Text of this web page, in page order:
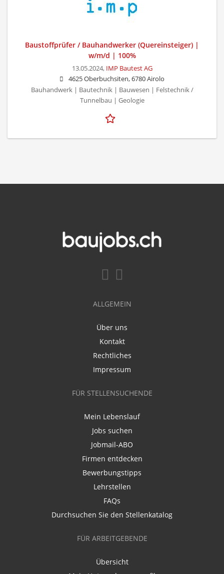
Baustoffprüfer / Bauhandwerker (Quereinsteiger) |
w/m/d | 100%
13.05.2024, IMP Bautest AG
4625 Oberbuchsiten, 6780 Airolo
Bauhandwerk | Bautechnik | Bauwesen | Felstechnik /
Tunnelbau | Geologie
ALLGEMEIN
Über uns
Kontakt
Rechtliches
Impressum
FÜR STELLENSUCHENDE
Mein Lebenslauf
Jobs suchen
Jobmail-ABO
Firmen entdecken
Bewerbungstipps
Lehrstellen
FAQs
Durchsuchen Sie den Stellenkatalog
FÜR ARBEITGEBENDE
Übersicht